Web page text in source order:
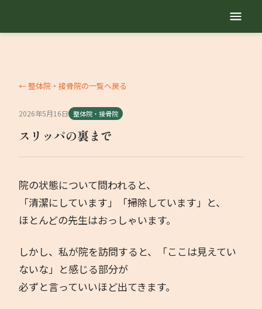
自己紹介
サービス内容
セミナー動画
勉強会
業種別コラム
著書
← 整体院・接骨院の一覧へ戻る
2026年5月16日 整体院・接骨院
スリッパの裏まで
院の状態について問われると、
「清潔にしています」「掃除しています」と、
ほとんどの先生はおっしゃいます。
しかし、私が院を訪問すると、「ここは見えてい
ないな」と感じる部分が
必ずと言っていいほど出てきます。